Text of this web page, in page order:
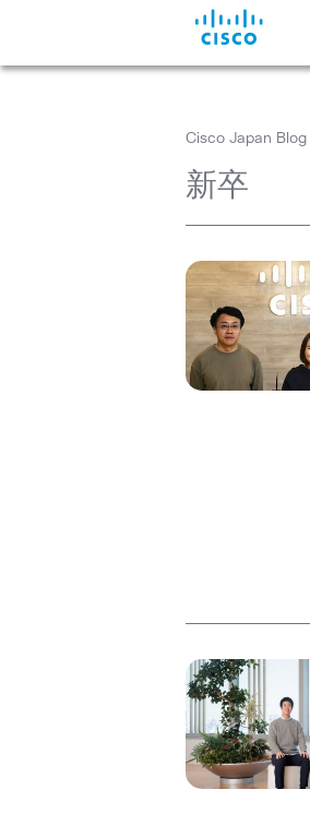
Cisco Japan Blog
新卒